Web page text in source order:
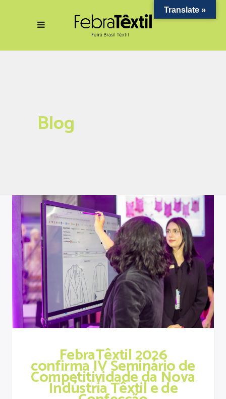
Blog
FebraTêxtil 2026
confirma IV Seminário de
Competitividade da Nova
Indústria Têxtil e de
Translate »